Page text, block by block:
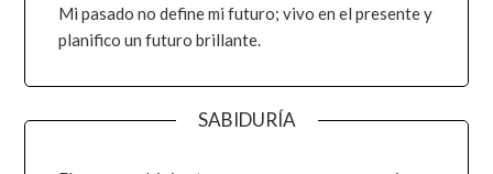
Mi pasado no define mi futuro; vivo en el presente y
planifico un futuro brillante.
SABIDURÍA